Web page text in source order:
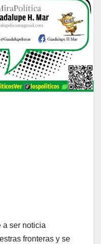
ser noticia
fronteras y se